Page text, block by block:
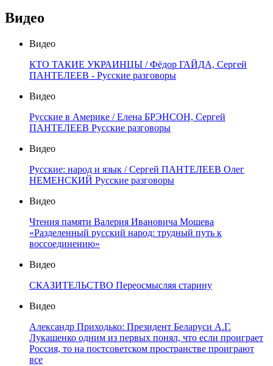
Видео
Видео
КТО ТАКИЕ УКРАИНЦЫ / Фёдор ГАЙДА, Сергей
ПАНТЕЛЕЕВ - Русские разговоры
Видео
Русские в Америке / Елена БРЭНСОН, Сергей
ПАНТЕЛЕЕВ Русские разговоры
Видео
Русские: народ и язык / Сергей ПАНТЕЛЕЕВ Олег
НЕМЕНСКИЙ Русские разговоры
Видео
Чтения памяти Валерия Ивановича Мошева
«Разделенный русский народ: трудный путь к
воссоединению»
Видео
СКАЗИТЕЛЬСТВО Переосмысляя старину
Видео
Александр Приходько: Президент Беларуси А.Г.
Лукашенко одним из первых понял, что если проиграет
Россия, то на постсоветском пространстве проиграют
все